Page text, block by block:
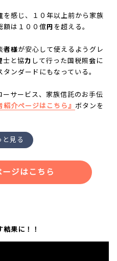
感じ、１０年以上前から家族
は１００億円を超える。
様が安心して使えるようグレ
と協力して行った国税照会に
ンダードにもなっている。
サービス、家族信託のお手伝
紹介ページはこちら』 ボタンを
ス」ジはこちら
果に！！